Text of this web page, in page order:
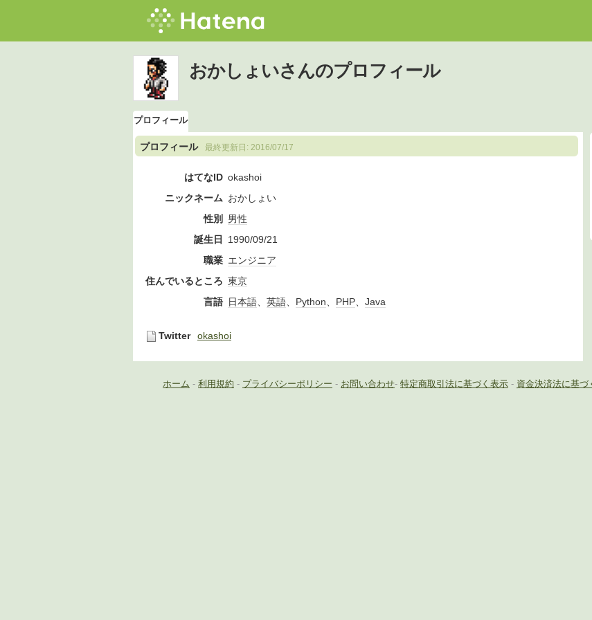
おかしょいさんのプロフィール
プロフィール
プロフィール 最終更新日: 2016/07/17
はてなID okashoi
ニックネーム おかしょい
性別
男性
誕生日
1990/09/21
職業 エンジニア
住んでいるところ 東京
言語 日本語、 英語、 Python、 PHP、 Java
Twitter okashoi
ホーム - 利用規約 - プライバシーポリシー - お問い合わせ- 特定商取引法に基づく表示 - 資金決済法に基づ